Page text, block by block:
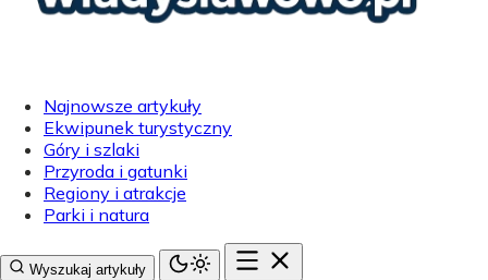
Najnowsze artykuły
Ekwipunek turystyczny
Góry i szlaki
Przyroda i gatunki
Regiony i atrakcje
Parki i natura
Wyszukaj artykuły